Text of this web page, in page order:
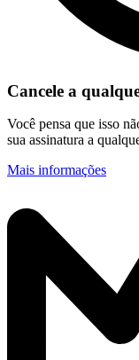
Cancele a
Você pensa que isso
sua assinatura a
Mais informações